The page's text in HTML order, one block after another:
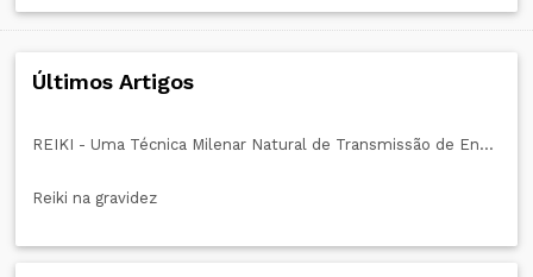
Últimos Artigos
REIKI - Uma Técnica Milenar Natural de Transmissão de Energia Vital
Reiki na gravidez